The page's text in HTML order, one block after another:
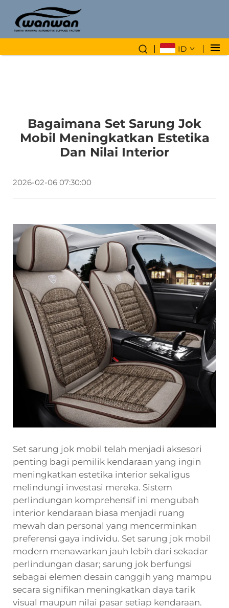
ID
Bagaimana Set Sarung Jok
Mobil Meningkatkan Estetika
Dan Nilai Interior
2026-02-06 07:30:00
Set sarung jok mobil telah menjadi aksesori
penting bagi pemilik kendaraan yang ingin
meningkatkan estetika interior sekaligus
melindungi investasi mereka. Sistem
perlindungan komprehensif ini mengubah
interior kendaraan biasa menjadi ruang
mewah dan personal yang mencerminkan
preferensi gaya individu. Set sarung jok mobil
modern menawarkan jauh lebih dari sekadar
perlindungan dasar; sarung jok berfungsi
sebagai elemen desain canggih yang mampu
secara signifikan meningkatkan daya tarik
visual maupun nilai pasar setiap kendaraan.